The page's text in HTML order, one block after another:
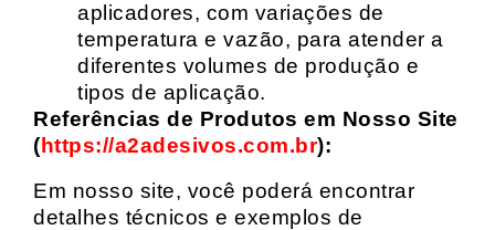
aplicadores, com variações de
temperatura e vazão, para atender a
diferentes volumes de produção e
tipos de aplicação.
Referências de Produtos em Nosso Site
(https://a2adesivos.com.br):
Em nosso site, você poderá encontrar
detalhes técnicos e exemplos de